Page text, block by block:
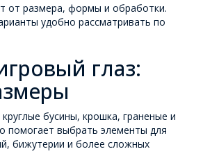
от размера, формы и обработки.
удобно рассматривать по
глаз:
бусины, крошка, граненые и
помогает выбрать элементы для
бижутерии и более сложных